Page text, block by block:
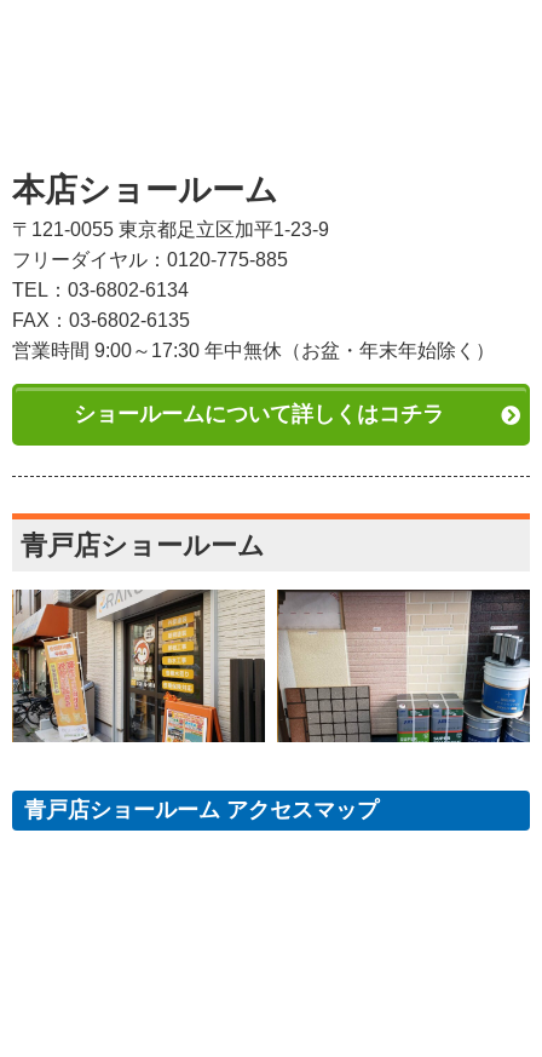
本店ショールーム
〒121-0055 東京都足立区加平1-23-9
フリーダイヤル：0120-775-885
TEL：03-6802-6134
FAX：03-6802-6135
営業時間 9:00～17:30 年中無休（お盆・年末年始除く）
ショールームについて詳しくはコチラ
青戸店ショールーム
青戸店ショールーム アクセスマップ